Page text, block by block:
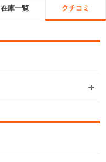
在庫一覧 クチコミ